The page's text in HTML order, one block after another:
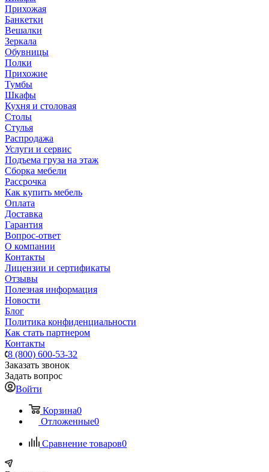
Прихожая
Банкетки
Вешалки
Зеркала
Обувницы
Полки
Прихожие
Тумбы
Шкафы
Кухня и столовая
Столы
Стулья
Распродажа
Услуги и сервис
Подъема груза на этаж
Сборка мебели
Рассрочка
Как купить мебель
Оплата
Доставка
Гарантия
Вопрос-ответ
О компании
Контакты
Лицензии и сертификаты
Отзывы
Полезная информация
Новости
Блог
Политика конфиденциальности
Как стать партнером
Контакты
8 (800) 600-53-32
Заказать звонок
Задать вопрос
Войти
Корзина0
Отложенные0
Сравнение товаров0